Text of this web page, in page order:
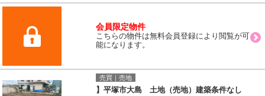
会員限定物件
こちらの物件は無料会員登録により閲覧が可
能になります。
売買｜売地
】平塚市大島 土地（売地）建築条件なし